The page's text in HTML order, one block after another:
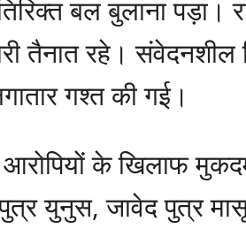
बल बुलाना पड़ा।
तैनात रहे।
गश्त की गई।
के खिलाफ
युनुस, जावेद पुत्र